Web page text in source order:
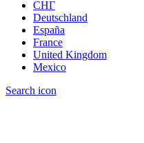
СНГ
Deutschland
España
France
United Kingdom
Mexico
Search icon